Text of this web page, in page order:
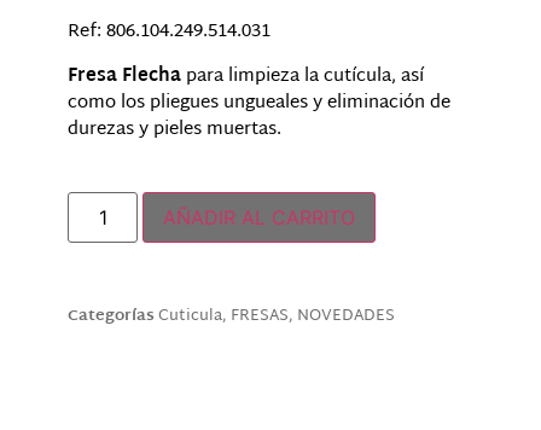
Ref:806.104.249.514.031
Fresa Flechapara limpieza la cutícula, así
como los pliegues ungueales y eliminación de
durezas y pieles muertas.
AÑADIR AL CARRITO
CategoríasCuticula, FRESAS, NOVEDADES